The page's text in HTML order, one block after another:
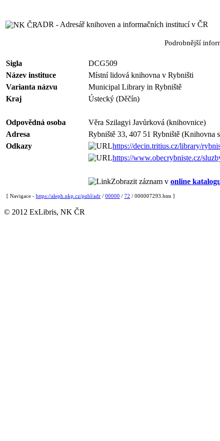
ADR - Adresář knihoven a informačních institucí v ČR
Podrobnější
Sigla
DCG509
Název instituce
Místní lidová knihovna v Rybništi
Varianta názvu
Municipal Library in Rybniště
Kraj
Ústecký (Děčín)
Odpovědná osoba
Věra Szilagyi Javůrková (knihovnice)
Adresa
Rybniště 33, 407 51 Rybniště (Knihovna
Odkazy
https://decin.tritius.cz/library/
https://www.obecrybniste.cz/
Zobrazit záznam v online
[ Navigace - https://aleph.nkp.cz/publ/adr / 00000 / 72 / 000007293.htm ]
© 2012 ExLibris, NK ČR